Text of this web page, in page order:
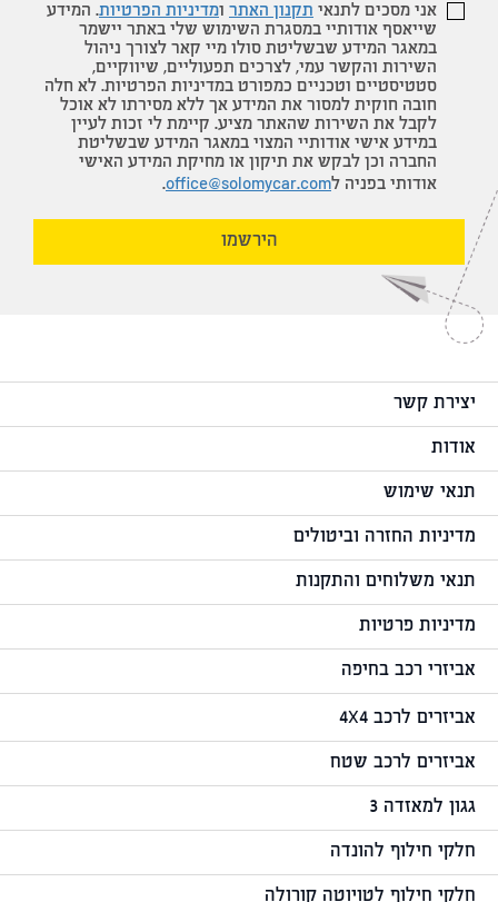
אני מסכים לתנאי תקנון האתר ומדיניות הפרטיות. המידע
שייאסף אודותיי במסגרת השימוש שלי באתר יישמר
במאגר המידע שבשליטת סולו מיי קאר לצורך ניהול
השירות והקשר עמי, לצרכים תפעוליים, שיווקיים,
סטטיסטיים וטכניים כמפורט במדיניות הפרטיות. לא חלה
חובה חוקית למסור את המידע אך ללא מסירתו לא אוכל
לקבל את השירות שהאתר מציע. קיימת לי זכות לעיין
במידע אישי אודותיי המצוי במאגר המידע שבשליטת
החברה וכן לבקש את תיקון או מחיקת המידע האישי
אודותי בפניה לoffice@solomycar.com
.
הירשמו
יצירת קשר
אודות
תנאי שימוש
מדיניות החזרה וביטולים
תנאי משלוחים והתקנות
מדיניות פרטיות
אביזרי רכב בחיפה
אביזרים לרכב 4X4
אביזרים לרכב שטח
גגון למאזדה 3
חלקי חילוף להונדה
חלקי חילוף לטויוטה קורולה